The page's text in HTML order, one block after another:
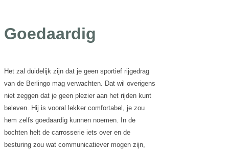
Goedaardig
Het zal duidelijk zijn dat je geen sportief rijgedrag
van de Berlingo mag verwachten. Dat wil overigens
niet zeggen dat je geen plezier aan het rijden kunt
beleven. Hij is vooral lekker comfortabel, je zou
hem zelfs goedaardig kunnen noemen. In de
bochten helt de carrosserie iets over en de
besturing zou wat communicatiever mogen zijn,